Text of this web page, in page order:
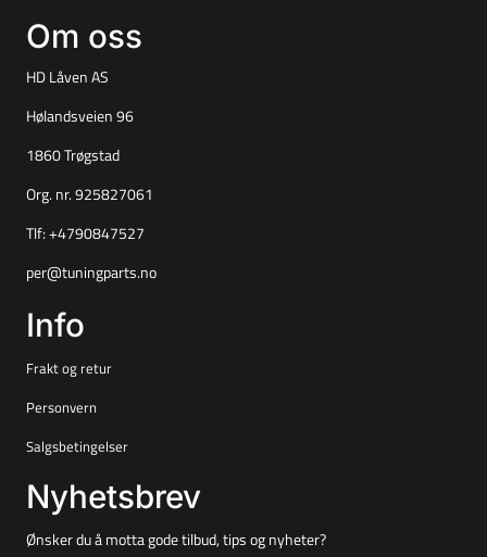
Om oss
HD Låven AS
Hølandsveien 96
1860 Trøgstad
Org. nr. 925827061
Tlf: +4790847527
per@tuningparts.no
Info
Frakt og retur
Personvern
Salgsbetingelser
Nyhetsbrev
Ønsker du å motta gode tilbud, tips og nyheter?